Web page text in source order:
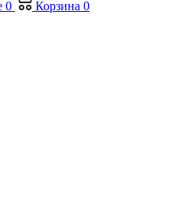
0 Корзина 0